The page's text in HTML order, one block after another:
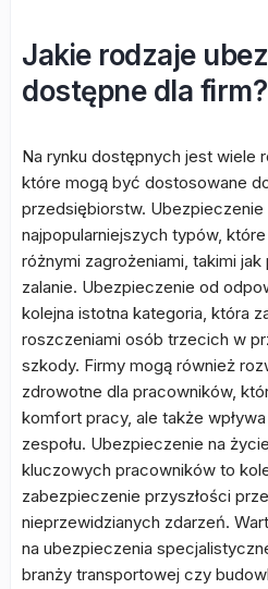
Jakie rodzaje
dostępne dla firm?
Na rynku dostępnych jest wiele
które mogą być dostosowane
przedsiębiorstw.
najpopularniejszych typów,
różnymi zagrożeniami, takimi
zalanie. Ubezpieczenie od
kolejna istotna kategoria, która
roszczeniami osób trzecich w
szkody. Firmy mogą również
zdrowotne dla pracowników,
komfort pracy, ale także
zespołu. Ubezpieczenie na
kluczowych pracowników to
zabezpieczenie przyszłości
nieprzewidzianych zdarzeń.
na ubezpieczenia
branży transportowej czy